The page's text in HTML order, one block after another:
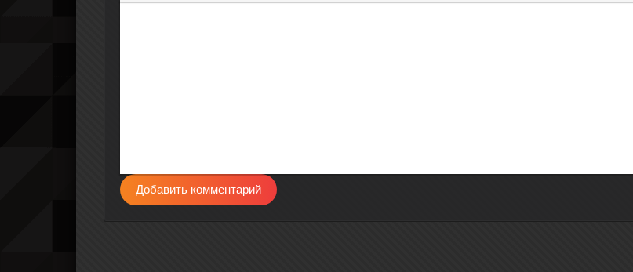
Полужирный
КурсивПодчеркнутый
ЗачеркнутыйВыравнивание
Нумерованный список
Маркированный список
Вставить ссылку
Вставить защищенную ссылку
Вставить смайлик
Вставка скрытого текста
Вставка цитаты
Вставка спойлера
Добавить комментарий